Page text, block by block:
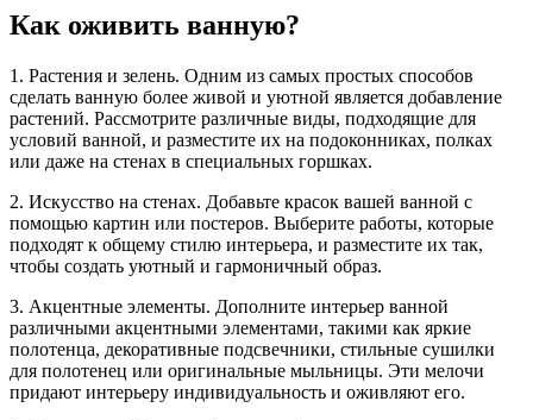
Как оживить ванную?
1. Растения и зелень. Одним из самых простых способов
сделать ванную более живой и уютной является добавление
растений. Рассмотрите различные виды, подходящие для
условий ванной, и разместите их на подоконниках, полках
или даже на стенах в специальных горшках.
2. Искусство на стенах. Добавьте красок вашей ванной с
помощью картин или постеров. Выберите работы, которые
подходят к общему стилю интерьера, и разместите их так,
чтобы создать уютный и гармоничный образ.
3. Акцентные элементы. Дополните интерьер ванной
различными акцентными элементами, такими как яркие
полотенца, декоративные подсвечники, стильные сушилки
для полотенец или оригинальные мыльницы. Эти мелочи
придают интерьеру индивидуальность и оживляют его.